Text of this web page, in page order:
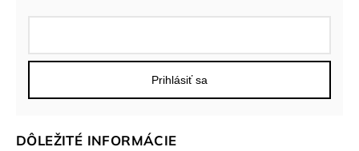
DÔLEŽITÉ INFORMÁCIE
Prihlásiť sa